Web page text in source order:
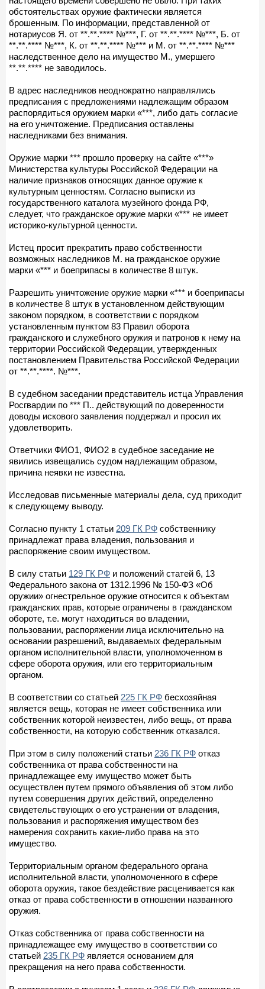
обстоятельствах оружие фактически является
брошенным. По информации, представленной от
нотариусов Я. от **.**.**** №***, Г. от **.**.**** №***, Б. от
**.**.**** №***, К. от **.**.**** №*** и М. от **.**.**** №***
наследственное дело на имущество М., умершего
**.**.**** не заводилось.
В адрес наследников неоднократно направлялись
предписания с предложениями надлежащим образом
распорядиться оружием марки «***, либо дать согласие
на его уничтожение. Предписания оставлены
наследниками без внимания.
Оружие марки *** прошло проверку на сайте «***»
Министерства культуры Российской Федерации на
наличие признаков относящих данное оружие к
культурным ценностям. Согласно выписки из
государственного каталога музейного фонда РФ,
следует, что гражданское оружие марки «*** не имеет
историко-культурной ценности.
Истец просит прекратить право собственности
возможных наследников М. на гражданское оружие
марки «*** и боеприпасы в количестве 8 штук.
Разрешить уничтожение оружие марки «*** и боеприпасы
в количестве 8 штук в установленном действующим
законом порядком, в соответствии с порядком
установленным пунктом 83 Правил оборота
гражданского и служебного оружия и патронов к нему на
территории Российской Федерации, утвержденных
постановлением Правительства Российской Федерации
от **.**.****. №***.
В судебном заседании представитель истца Управления
Росгвардии по *** П.. действующий по доверенности
доводы искового заявления поддержал и просил их
удовлетворить.
Ответчики ФИО1, ФИО2 в судебное заседание не
явились извещались судом надлежащим образом,
причина неявки не известна.
Исследовав письменные материалы дела, суд приходит
к следующему выводу.
Согласно пункту 1 статьи 209 ГК РФ собственнику
принадлежат права владения, пользования и
распоряжение своим имуществом.
В силу статьи 129 ГК РФ и положений статей 6, 13
Федерального закона от 1312.1996 № 150-ФЗ «Об
оружии» огнестрельное оружие относится к объектам
гражданских прав, которые ограничены в гражданском
обороте, т.е. могут находиться во владении,
пользовании, распоряжении лица исключительно на
основании разрешений, выдаваемых федеральным
органом исполнительной власти, уполномоченном в
сфере оборота оружия, или его территориальным
органом.
В соответствии со статьей 225 ГК РФ бесхозяйная
является вещь, которая не имеет собственника или
собственник которой неизвестен, либо вещь, от права
собственности, на которую собственник отказался.
При этом в силу положений статьи 236 ГК РФ отказ
собственника от права собственности на
принадлежащее ему имущество может быть
осуществлен путем прямого объявления об этом либо
путем совершения других действий, определенно
свидетельствующих о его устранении от владения,
пользования и распоряжения имуществом без
намерения сохранить какие-либо права на это
имущество.
Территориальным органом федерального органа
исполнительной власти, уполномоченного в сфере
оборота оружия, такое бездействие расценивается как
отказ от права собственности в отношении названного
оружия.
Отказ собственника от права собственности на
принадлежащее ему имущество в соответствии со
статьей 235 ГК РФ является основанием для
прекращения на него права собственности.